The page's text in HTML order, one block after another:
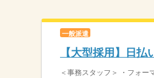
一般派遣
【大型採用】日
＜事務スタッフ＞ ・フォー